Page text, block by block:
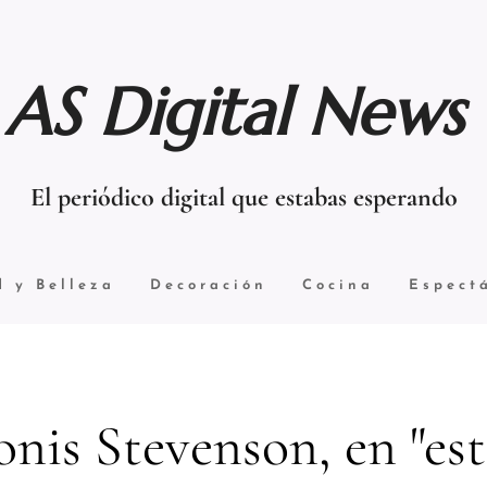
AS Digital News
El periódico digital que estabas esperando
y Belleza Decoración Cocina
Stevenson, en